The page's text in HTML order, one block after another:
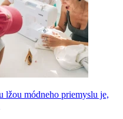
lžou módneho priemyslu je,